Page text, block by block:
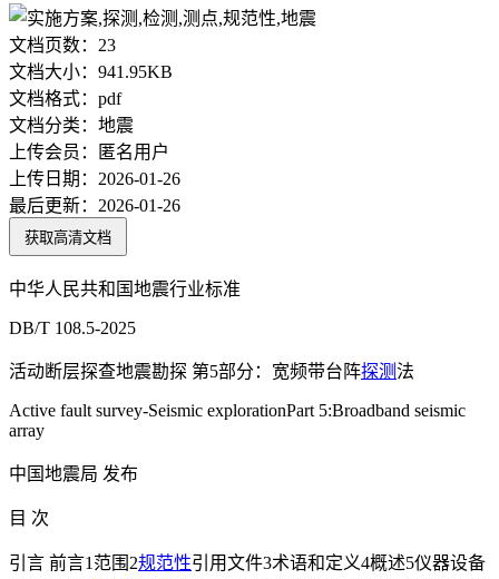
文档页数： 23
文档大小： 941.95KB
文档格式： pdf
文档分类： 地震
上传会员：
匿名用户
上传日期： 2026-01-26
最后更新： 2026-01-26
获取高清文档
中华人民共和国地震行业标准
DB/T 108.5-2025
活动断层探查地震勘探 第5部分：宽频带台阵探测法
Active fault survey-Seismic explorationPart 5:Broadband seismic
array
中国地震局 发布
目 次
引言 前言1范围2规范性引用文件3术语和定义4概述5仪器设备